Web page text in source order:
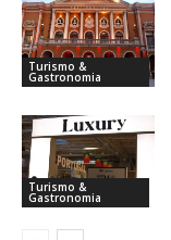
Turismo &
Gastronomia
Turismo &
Gastronomia